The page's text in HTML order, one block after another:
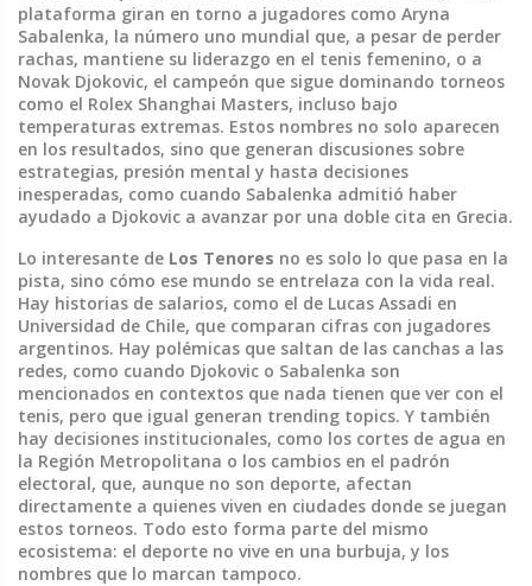
plataforma giran en torno a jugadores como Aryna
Sabalenka, la número uno mundial que, a pesar de perder
rachas, mantiene su liderazgo en el tenis femenino, o a
Novak Djokovic, el campeón que sigue dominando torneos
como el Rolex Shanghai Masters, incluso bajo
temperaturas extremas. Estos nombres no solo aparecen
en los resultados, sino que generan discusiones sobre
estrategias, presión mental y hasta decisiones
inesperadas, como cuando Sabalenka admitió haber
ayudado a Djokovic a avanzar por una doble cita en Grecia.
Lo interesante de Los Tenores no es solo lo que pasa en la
pista, sino cómo ese mundo se entrelaza con la vida real.
Hay historias de salarios, como el de Lucas Assadi en
Universidad de Chile, que comparan cifras con jugadores
argentinos. Hay polémicas que saltan de las canchas a las
redes, como cuando Djokovic o Sabalenka son
mencionados en contextos que nada tienen que ver con el
tenis, pero que igual generan trending topics. Y también
hay decisiones institucionales, como los cortes de agua en
la Región Metropolitana o los cambios en el padrón
electoral, que, aunque no son deporte, afectan
directamente a quienes viven en ciudades donde se juegan
estos torneos. Todo esto forma parte del mismo
ecosistema: el deporte no vive en una burbuja, y los
nombres que lo marcan tampoco.